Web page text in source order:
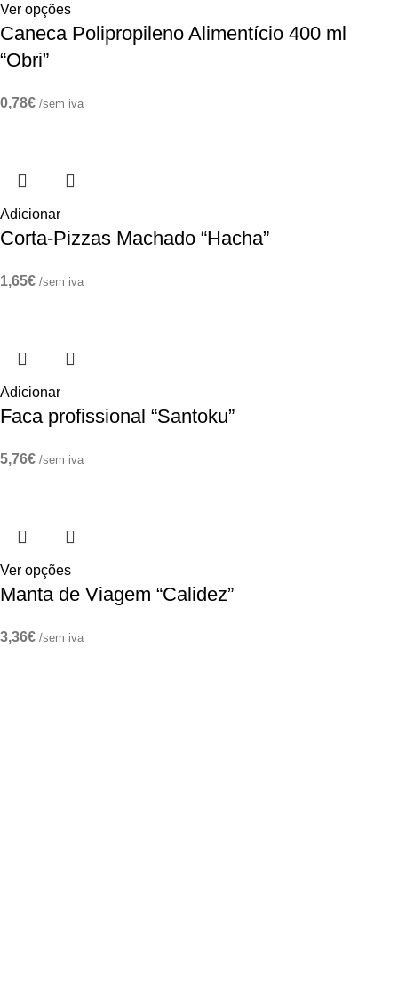
Ver opções
Caneca Polipropileno Alimentício 400 ml
“Obri”
0,78€ /sem iva
Adicionar
Corta-Pizzas Machado “Hacha”
1,65€ /sem iva
Adicionar
Faca profissional “Santoku”
5,76€ /sem iva
Ver opções
Manta de Viagem “Calidez”
3,36€ /sem iva